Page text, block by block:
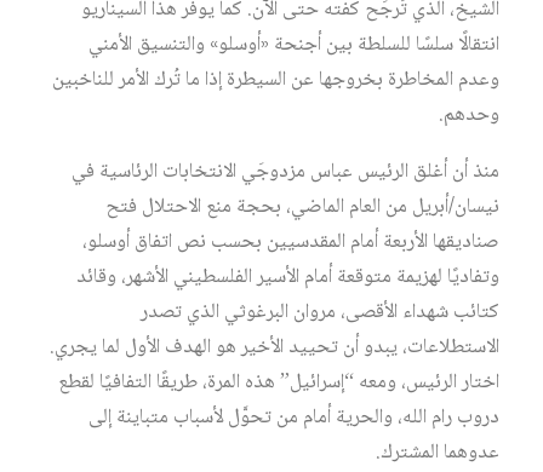
الشيخ، الذي تَرجَح كفته حتى الآن. كما يوفر هذا السيناريو
انتقالًا سلسًا للسلطة بين أجنحة «أوسلو» والتنسيق الأمني
وعدم المخاطرة بخروجها عن السيطرة إذا ما تُرك الأمر للناخبين
وحدهم.
منذ أن أغلق الرئيس عباس مزدوجَي الانتخابات الرئاسية في
نيسان/أبريل من العام الماضي، بحجة منع الاحتلال فتح
صناديقها الأربعة أمام المقدسيين بحسب نص اتفاق أوسلو،
وتفاديًا لهزيمة متوقعة أمام الأسير الفلسطيني الأشهر، وقائد
كتائب شهداء الأقصى، مروان البرغوثي الذي تصدر
الاستطلاعات، يبدو أن تحييد الأخير هو الهدف الأول لما يجري.
اختار الرئيس، ومعه “إسرائيل” هذه المرة، طريقًا التفافيًا لقطع
دروب رام الله، والحرية أمام من تحوَّل لأسباب متباينة إلى
عدوهما المشترك.